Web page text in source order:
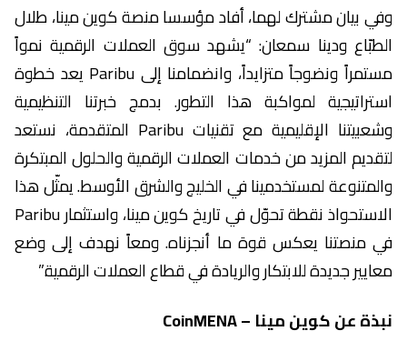
وفي بيان مشترك لهما، أفاد مؤسسا منصة كوين مينا، طلال
الطبّاع ودينا سمعان: “يشهد سوق العملات الرقمية نمواً
مستمراً ونضوجاً متزايداً، وانضمامنا إلى Paribu يعد خطوة
استراتيجية لمواكبة هذا التطور. بدمج خبرتنا التنظيمية
وشعبيتنا الإقليمية مع تقنيات Paribu المتقدمة، نستعد
لتقديم المزيد من خدمات العملات الرقمية والحلول المبتكرة
والمتنوعة لمستخدمينا في الخليج والشرق الأوسط. يمثّل هذا
الاستحواذ نقطة تحوّل في تاريخ كوين مينا، واستثمار Paribu
في منصتنا يعكس قوة ما أنجزناه. ومعاً نهدف إلى وضع
معايير جديدة للابتكار والريادة في قطاع العملات الرقمية.”
نبذة عن كوين مينا – CoinMENA